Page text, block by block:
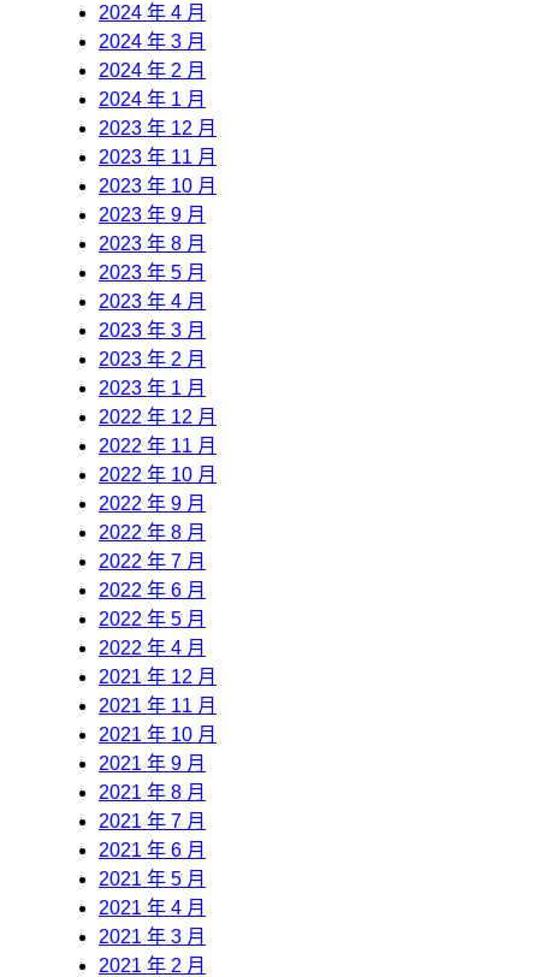
2024 年 4 月
2024 年 3 月
2024 年 2 月
2024 年 1 月
2023 年 12 月
2023 年 11 月
2023 年 10 月
2023 年 9 月
2023 年 8 月
2023 年 5 月
2023 年 4 月
2023 年 3 月
2023 年 2 月
2023 年 1 月
2022 年 12 月
2022 年 11 月
2022 年 10 月
2022 年 9 月
2022 年 8 月
2022 年 7 月
2022 年 6 月
2022 年 5 月
2022 年 4 月
2021 年 12 月
2021 年 11 月
2021 年 10 月
2021 年 9 月
2021 年 8 月
2021 年 7 月
2021 年 6 月
2021 年 5 月
2021 年 4 月
2021 年 3 月
2021 年 2 月